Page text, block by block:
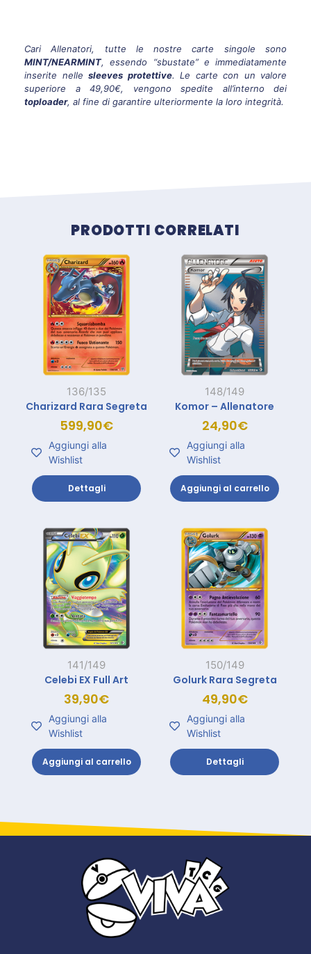
Cari Allenatori, tutte le nostre carte singole sono
MINT/NEARMINT, essendo “sbustate” e immediatamente
inserite nelle sleeves protettive. Le carte con un valore
superiore a 49,90€, vengono spedite all’interno dei
toploader, al fine di garantire ulteriormente la loro integrità.
PRODOTTI CORRELATI
136/135
Charizard Rara Segreta
599,90€
Aggiungi alla
Wishlist
Dettagli
148/149
Komor – Allenatore
24,90€
Aggiungi alla
Wishlist
Aggiungi al carrello
141/149
Celebi EX Full Art
39,90€
Aggiungi alla
Wishlist
Aggiungi al carrello
150/149
Golurk Rara Segreta
49,90€
Aggiungi alla
Wishlist
Dettagli